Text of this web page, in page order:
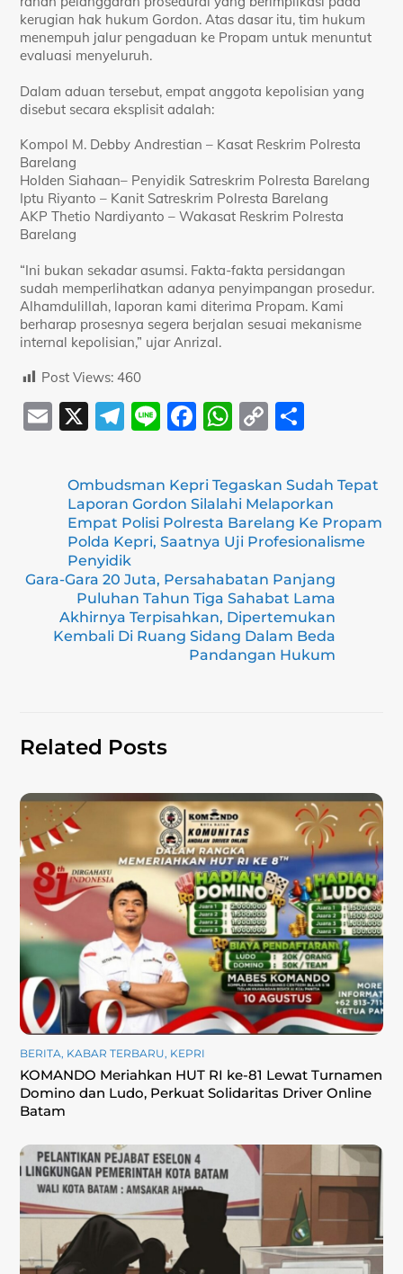
kerugian hak hukum Gordon. Atas dasar itu, tim hukum
menempuh jalur pengaduan ke Propam untuk menuntut
evaluasi menyeluruh.
Dalam aduan tersebut, empat anggota kepolisian yang
disebut secara eksplisit adalah:
Kompol M. Debby Andrestian – Kasat Reskrim Polresta
Barelang
Holden Siahaan– Penyidik Satreskrim Polresta Barelang
Iptu Riyanto – Kanit Satreskrim Polresta Barelang
AKP Thetio Nardiyanto – Wakasat Reskrim Polresta
Barelang
“Ini bukan sekadar asumsi. Fakta-fakta persidangan
sudah memperlihatkan adanya penyimpangan prosedur.
Alhamdulillah, laporan kami diterima Propam. Kami
berharap prosesnya segera berjalan sesuai mekanisme
internal kepolisian,” ujar Anrizal.
Post Views: 460
E
ai
X
T
e
gr
a
m
Li
e
F
c
e
b
o
o
k
W
at
s
A
p
p
C
p
y
Li
k
ar
e
Ombudsman Kepri Tegaskan Sudah Tepat
Laporan Gordon Silalahi Melaporkan
Empat Polisi Polresta Barelang Ke Propam
Polda Kepri, Saatnya Uji Profesionalisme
Penyidik
Gara-Gara 20 Juta, Persahabatan Panjang
Puluhan Tahun Tiga Sahabat Lama
Akhirnya Terpisahkan, Dipertemukan
Kembali Di Ruang Sidang Dalam Beda
Pandangan Hukum
Related Posts
BERITA, KABAR TERBARU, KEPRI
KOMANDO Meriahkan HUT RI ke-81 Lewat Turnamen
Domino dan Ludo, Perkuat Solidaritas Driver Online
Batam